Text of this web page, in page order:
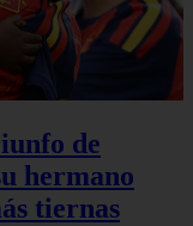
de
hermano
tiernas